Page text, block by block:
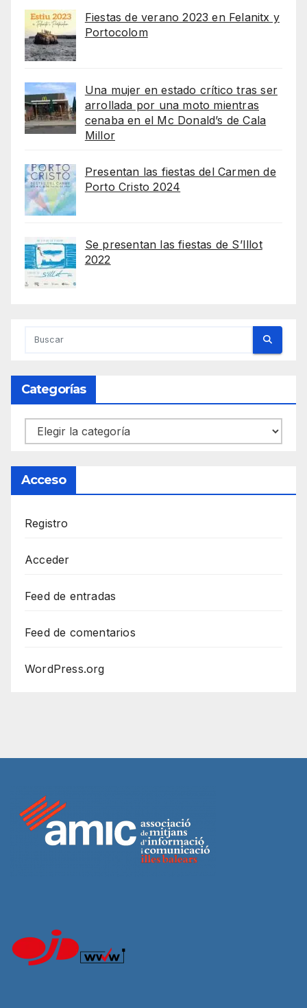
Fiestas de verano 2023 en Felanitx y
Portocolom
Una mujer en estado crítico tras ser
arrollada por una moto mientras
cenaba en el Mc Donald’s de Cala
Millor
Presentan las fiestas del Carmen de
Porto Cristo 2024
Se presentan las fiestas de S’Illot
2022
Categorías
Categorías
Acceso
Registro
Acceder
Feed de entradas
Feed de comentarios
WordPress.org